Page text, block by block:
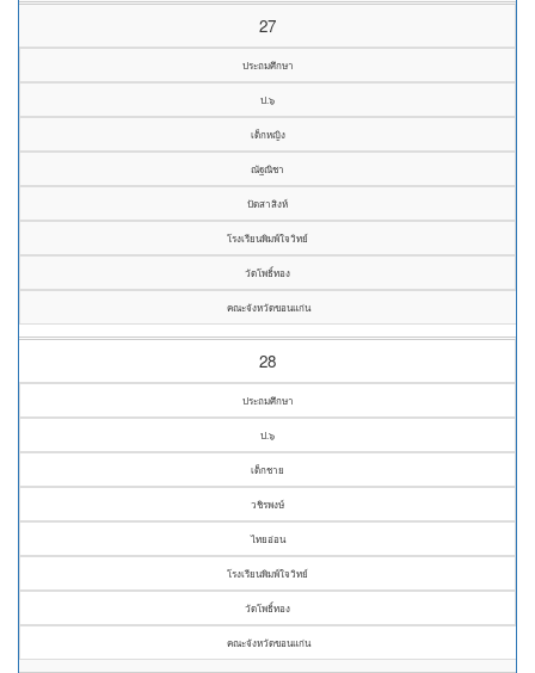
27
ประถมศึกษา
ป.๖
เด็กหญิง
ณัฐณิชา
ปัดสาสิงห์
โรงเรียนพิมพ์ใจวิทย์
วัดโพธิ์ทอง
คณะจังหวัดขอนแก่น
28
ประถมศึกษา
ป.๖
เด็กชาย
วชิรพงษ์
ไทยอ่อน
โรงเรียนพิมพ์ใจวิทย์
วัดโพธิ์ทอง
คณะจังหวัดขอนแก่น